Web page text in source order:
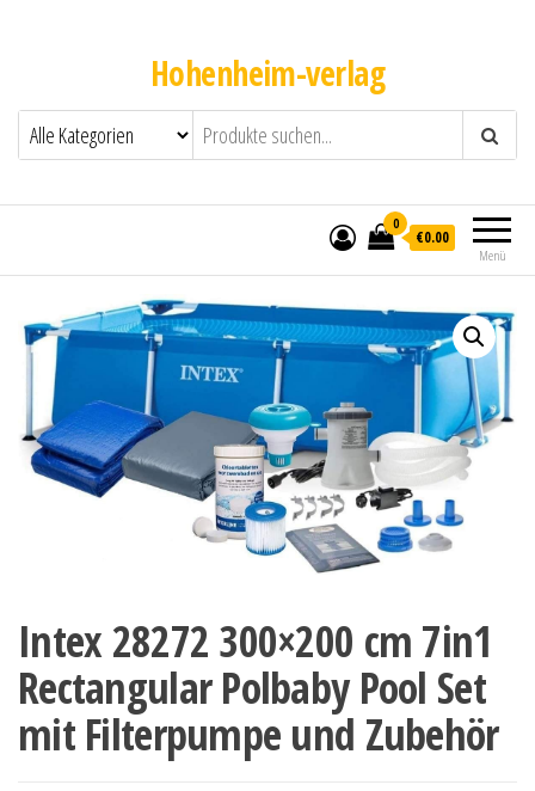
Hohenheim-verlag
Menü
0
€0.00
Intex 28272 300×200 cm 7in1
Rectangular Polbaby Pool Set
mit Filterpumpe und Zubehör